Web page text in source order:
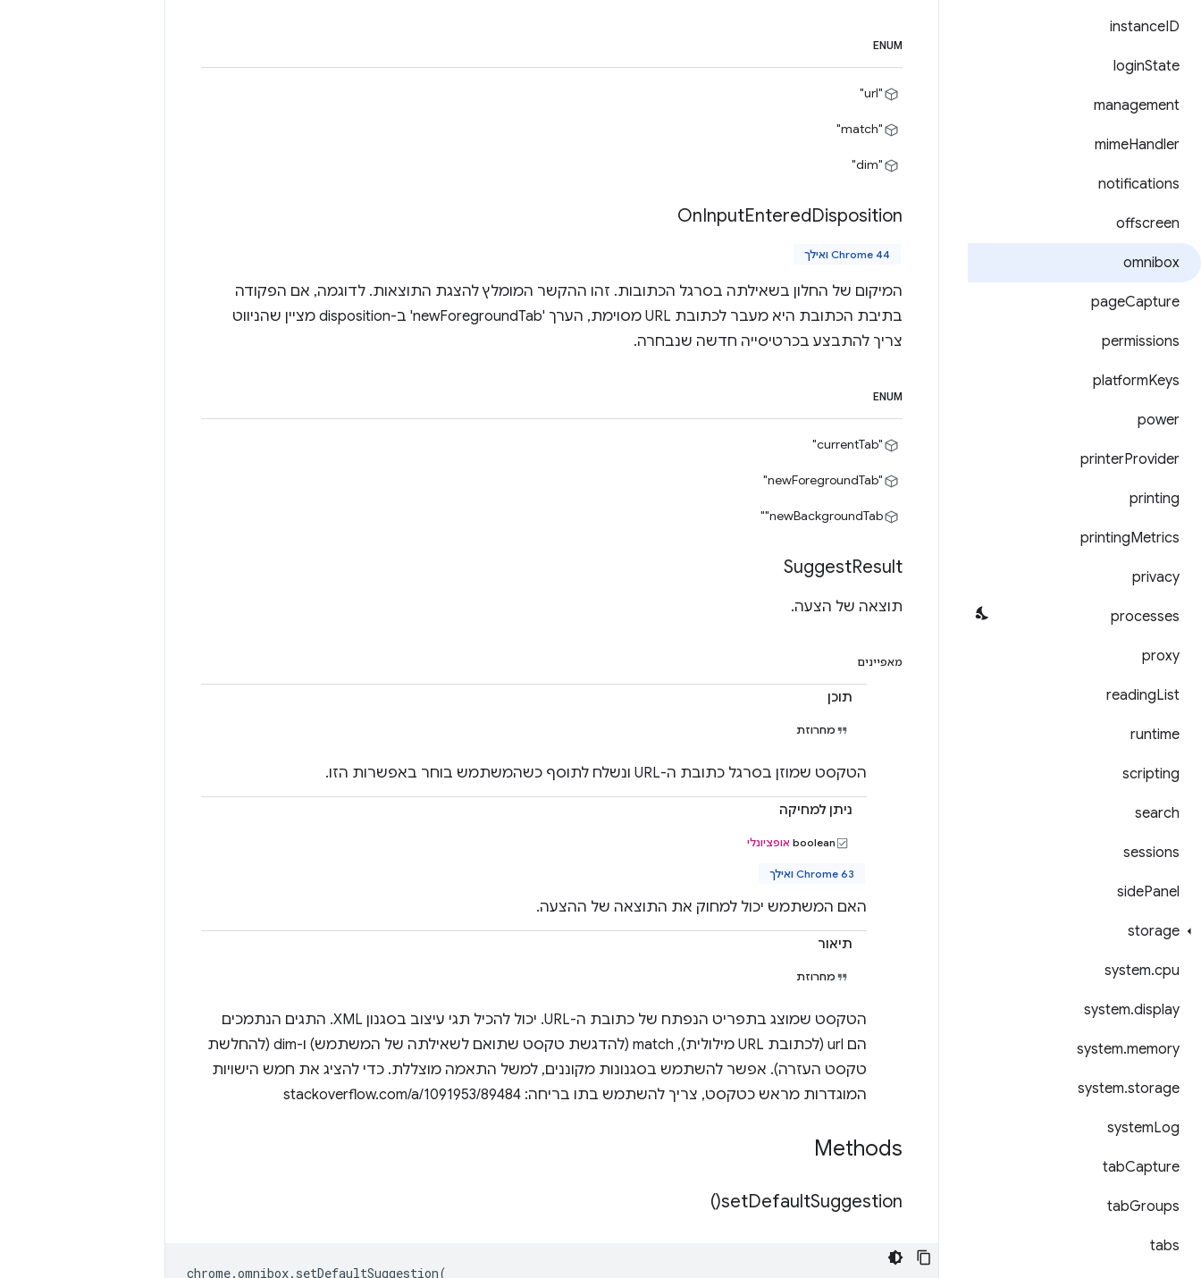
instanceID
loginState
management
mimeHandler
notifications
offscreen
omnibox
pageCapture
permissions
platformKeys
power
printerProvider
printing
printingMetrics
privacy
processes
proxy
readingList
runtime
scripting
search
sessions
sidePanel
storage
system.cpu
system.display
system.memory
system.storage
systemLog
tabCapture
tabGroups
tabs
ENUM
"url"
"match"
"dim"
OnInputEnteredDisposition
Chrome 44 ואילך
המיקום של החלון בשאילתה בסרגל הכתובות. זהו ההקשר המומלץ להצגת התוצאות. לדוגמה, אם הפקודה
בתיבת הכתובת היא מעבר לכתובת URL מסוימת, הערך 'newForegroundTab' ב-disposition מציין שהניווט
צריך להתבצע בכרטיסייה חדשה שנבחרה.
ENUM
"currentTab"
"newForegroundTab"
‎"newBackgroundTab"
SuggestResult
תוצאה של הצעה.
מאפיינים
תוכן
מחרוזת
הטקסט שמוזן בסרגל כתובת ה-URL ונשלח לתוסף כשהמשתמש בוחר באפשרות הזו.
ניתן למחיקה
‫boolean אופציונלי
Chrome 63 ואילך
האם המשתמש יכול למחוק את התוצאה של ההצעה.
תיאור
מחרוזת
הטקסט שמוצג בתפריט הנפתח של כתובת ה-URL. יכול להכיל תגי עיצוב בסגנון XML. התגים הנתמכים
הם url (לכתובת URL מילולית), match (להדגשת טקסט שתואם לשאילתה של המשתמש) ו-dim (להחלשת
טקסט העזרה). אפשר להשתמש בסגנונות מקוננים, למשל התאמה מוצללת. כדי להציג את חמש הישויות
המוגדרות מראש כטקסט, צריך להשתמש בתו בריחה: stackoverflow.com/a/1091953/89484
Methods
setDefaultSuggestion(
)
chrome.omnibox. setDefaultSuggestion(